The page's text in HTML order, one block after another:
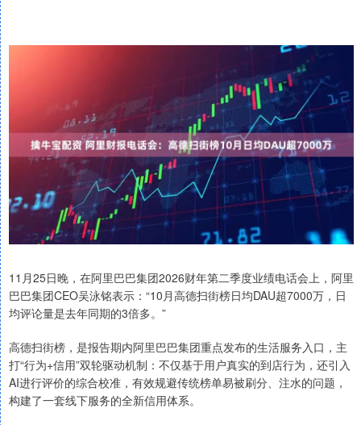
11月25日晚，在阿里巴巴集团2026财年第二季度业绩电话会上，阿里
巴巴集团CEO吴泳铭表示：“10月高德扫街榜日均DAU超7000万，日
均评论量是去年同期的3倍多。”
高德扫街榜，是报告期内阿里巴巴集团重点发布的生活服务入口，主
打“行为+信用”双轮驱动机制：不仅基于用户真实的到店行为，还引入
AI进行评价的综合校准，有效规避传统榜单易被刷分、注水的问题，
构建了一套线下服务的全新信用体系。